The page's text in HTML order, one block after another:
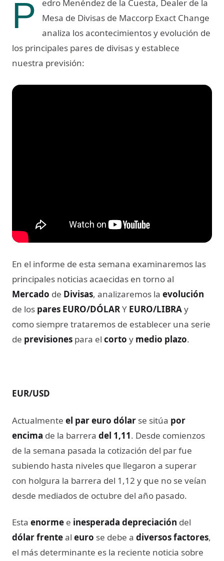
P
edro Menéndez de la Cuesta, Dealer de la
Mesa de Divisas de Maccorp Exact Change
analiza los acontecimientos y evolución de
los principales pares de divisas y establece
nuestra previsión:
En el informe de esta semana examinaremos las
principales noticias acaecidas en torno al
Mercado de Divisas, analizaremos la evolución
de los pares EURO/DÓLARY EURO/LIBRAy
como siempre trataremos de establecer una serie
de previsiones para el corto y medio plazo.
EUR/USD
Actualmente el par euro dólar se sitúa por
encima de la barrera del 1,11. Desde comienzos
de la semana pasada la cotización del par fue
subiendo hasta niveles que llegaron a superar
con holgura la barrera del 1,12 y que no se veían
desde mediados de octubre del año pasado.
Esta enorme e inesperada depreciación del
dólar frenteal euro se debe a diversos factores,
el más determinante es la reciente noticia sobre